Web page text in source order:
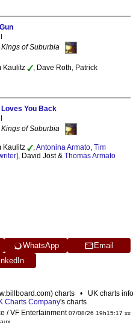
Kings of Suburbia
Kaulitz
, Dave Roth, Patrick
Loves You Back
Kings of Suburbia
Kaulitz ,Antonina Armato, Tim
, David Jost & Thomas Armato
WhatsApp
Email
charts • UK charts info
Charts Company's charts
/ VF Entertainment07/08/26 19h15:17 xx